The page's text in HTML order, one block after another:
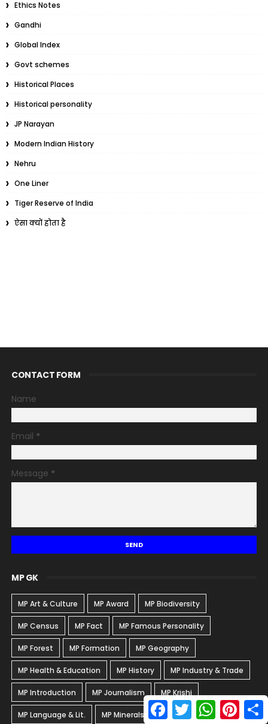
Ethics Notes
Gandhi
Global Index
Govt schemes
Historical Places
Historical personality
JP Narayan
Modern Indian History
Nehru
One Liner
Tiger Reserve of India
ऐसा क्यों होता है
CONTACT FORM
Name
Email *
Message *
MP GK
MP Art & Culture MP Award MP Biodiversity
MP Census MP Fact MP Famous Personality
MP Forest MP Formation MP Geography
MP Health & Education MP History MP Industry & Trade
MP Introduction MP Journalism MP Krishi
MP Language & Lit. MP Minerals & Energy
a
T
w
W
h